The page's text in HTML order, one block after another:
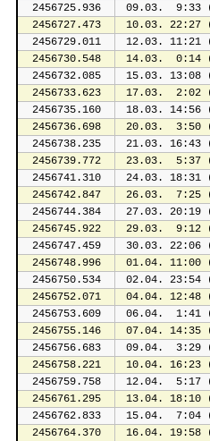
2456725.936
09.03.  9:33
2456727.473
10.03. 22:27
2456729.011
12.03. 11:21
2456730.548
14.03.  0:14
2456732.085
15.03. 13:08
2456733.623
17.03.  2:02
2456735.160
18.03. 14:56
2456736.698
20.03.  3:50
2456738.235
21.03. 16:43
2456739.772
23.03.  5:37
2456741.310
24.03. 18:31
2456742.847
26.03.  7:25
2456744.384
27.03. 20:19
2456745.922
29.03.  9:12
2456747.459
30.03. 22:06
2456748.996
01.04. 11:00
2456750.534
02.04. 23:54
2456752.071
04.04. 12:48
2456753.609
06.04.  1:41
2456755.146
07.04. 14:35
2456756.683
09.04.  3:29
2456758.221
10.04. 16:23
2456759.758
12.04.  5:17
2456761.295
13.04. 18:10
2456762.833
15.04.  7:04
2456764.370
16.04. 19:58